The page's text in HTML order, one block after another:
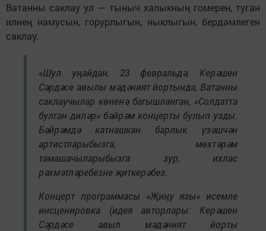
Ватанны саклау ул — тыныч халыкның гомерен, туган
илнең намусын, горурлыгын, ныклыгын, бердәмлеген
саклау.
«Шул уңайдан, 23 февральдә, Керәшен
Сәрдәсе авылы мәдәният йортында, Ватанны
саклаучылар көненә багышланган, «Солдатта
булган диләр» бәйрәм концерты булып узды.
Бәйрәмдә катнашкан барлык үзәшчән
артистларыбызга, мөхтәрәм
тамашачыларыбызга зур, ихлас
рәхмәтләребезне җиткерәбез.
Концерт программасы «Җиңү язы» исемле
инсценировка (идея авторлары: Керәшен
Сәрдәсе авыл мәдәният йорты